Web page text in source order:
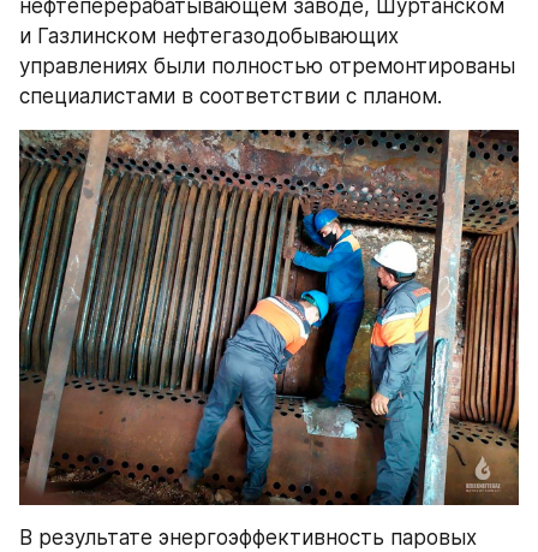
нефтеперерабатывающем заводе, Шуртанском
и Газлинском нефтегазодобывающих
управлениях были полностью отремонтированы
специалистами в соответствии с планом.
В результате энергоэффективность паровых